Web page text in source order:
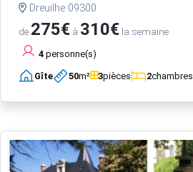
Dreuilhe 09300
de 275€ à 310€ la semaine
4 personne(s)
Gîte 50m² 3pièces 2chambres